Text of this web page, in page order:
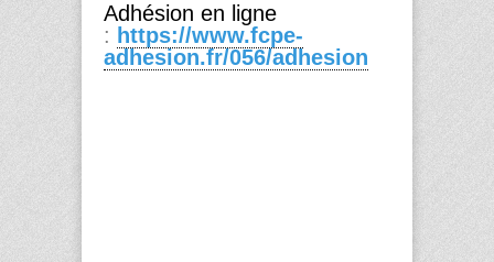
Adhésion en ligne
: https://www.fcpe-
adhesion.fr/056/adhesion